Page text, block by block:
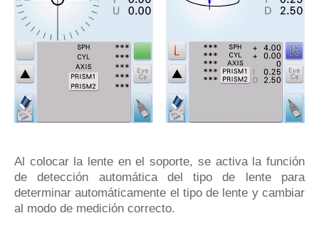
Al colocar la lente en el soporte, se activa la función
de detección automática del tipo de lente para
determinar automáticamente el tipo de lente y cambiar
al modo de medición correcto.